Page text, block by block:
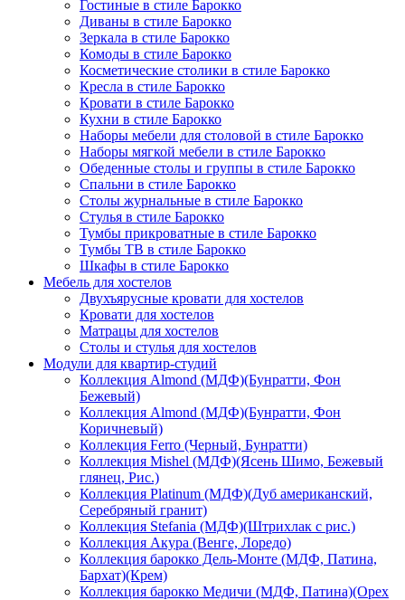
Гостиные в стиле Барокко
Диваны в стиле Барокко
Зеркала в стиле Барокко
Комоды в стиле Барокко
Косметические столики в стиле Барокко
Кресла в стиле Барокко
Кровати в стиле Барокко
Кухни в стиле Барокко
Наборы мебели для столовой в стиле Барокко
Наборы мягкой мебели в стиле Барокко
Обеденные столы и группы в стиле Барокко
Спальни в стиле Барокко
Столы журнальные в стиле Барокко
Стулья в стиле Барокко
Тумбы прикроватные в стиле Барокко
Тумбы ТВ в стиле Барокко
Шкафы в стиле Барокко
Мебель для хостелов
Двухъярусные кровати для хостелов
Кровати для хостелов
Матрацы для хостелов
Столы и стулья для хостелов
Модули для квартир-студий
Коллекция Almond (МДФ)(Бунратти, Фон
Бежевый)
Коллекция Almond (МДФ)(Бунратти, Фон
Коричневый)
Коллекция Ferro (Черный, Бунратти)
Коллекция Mishel (МДФ)(Ясень Шимо, Бежевый
глянец, Рис.)
Коллекция Platinum (МДФ)(Дуб американский,
Серебряный гранит)
Коллекция Stefania (МДФ)(Штрихлак с рис.)
Коллекция Акура (Венге, Лоредо)
Коллекция барокко Дель-Монте (МДФ, Патина,
Бархат)(Крем)
Коллекция барокко Медичи (МДФ, Патина)(Орех